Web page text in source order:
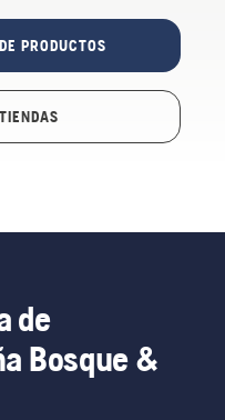
PRODUCTOS
de
Bosque &